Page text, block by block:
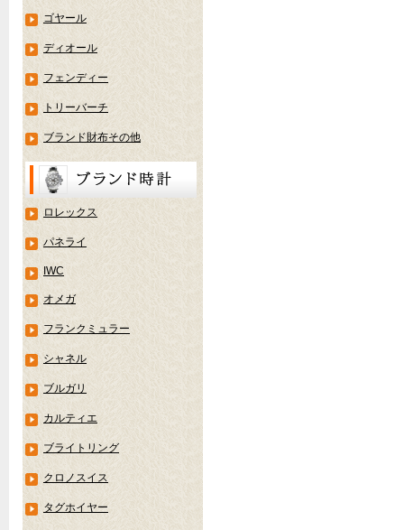
ゴヤール
ディオール
フェンディー
トリーバーチ
ブランド財布その他
ロレックス
パネライ
IWC
オメガ
フランクミュラー
シャネル
ブルガリ
カルティエ
ブライトリング
クロノスイス
タグホイヤー